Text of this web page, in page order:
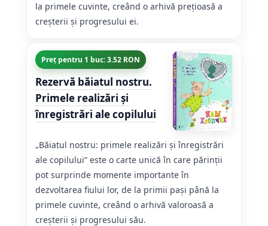
la primele cuvinte, creând o arhivă prețioasă a
creșterii și progresului ei.
Preț pentru 1 buc: 3.52 RON
Rezervă băiatul nostru.
Primele realizări și
înregistrări ale copilului
„Băiatul nostru: primele realizări și înregistrări
ale copilului” este o carte unică în care părinții
pot surprinde momente importante în
dezvoltarea fiului lor, de la primii pași până la
primele cuvinte, creând o arhivă valoroasă a
creșterii și progresului său.